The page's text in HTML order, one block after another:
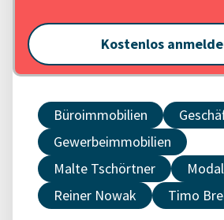
Kostenlos
Büroimmobilien
Gewerbeimmobilien
Malte Tschörtner
Reiner Nowak
Timo